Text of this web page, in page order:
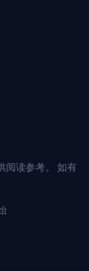
阅读参考。 如有